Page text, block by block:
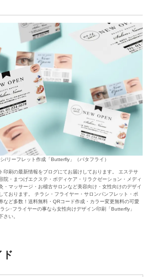
/リーフレット作成「Butterfly」（バタフライ）
印刷の最新情報をブログにてお届けしております。 エステサ
院・まつげエクステ・ボディケア・リラクゼーション・メディ
・マッサージ・お稽古サロンなど美容向け・女性向けのデザイ
ております。 チラシ・フライヤー・サロンパンフレット・ポ
など多数！送料無料・QRコード作成・カラー変更無料の可愛
シ･フライヤーの事なら女性向けデザイン印刷「Butterfly」
さい。
ド